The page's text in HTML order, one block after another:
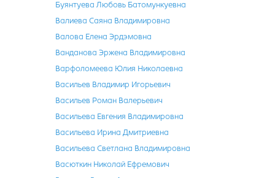
Буянтуева Любовь Батомункуевна
Валиева Саяна Владимировна
Валова Елена Эрдэмовна
Ванданова Эржена Владимировна
Варфоломеева Юлия Николаевна
Васильев Владимир Игорьевич
Васильев Роман Валерьевич
Васильева Евгения Владимировна
Васильева Ирина Дмитриевна
Васильева Светлана Владимировна
Васюткин Николай Ефремович